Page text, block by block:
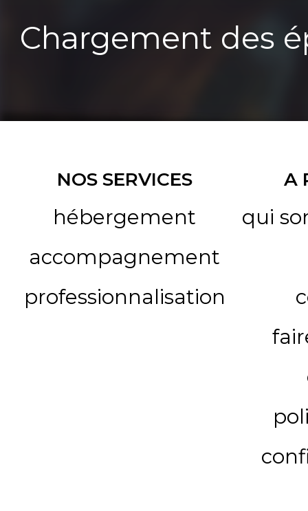
Chargement des
NOS SERVICES
hébergement
accompagnement
professionnalisation
A
qui